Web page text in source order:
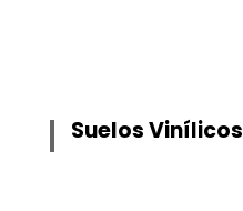
Suelos Vinílicos